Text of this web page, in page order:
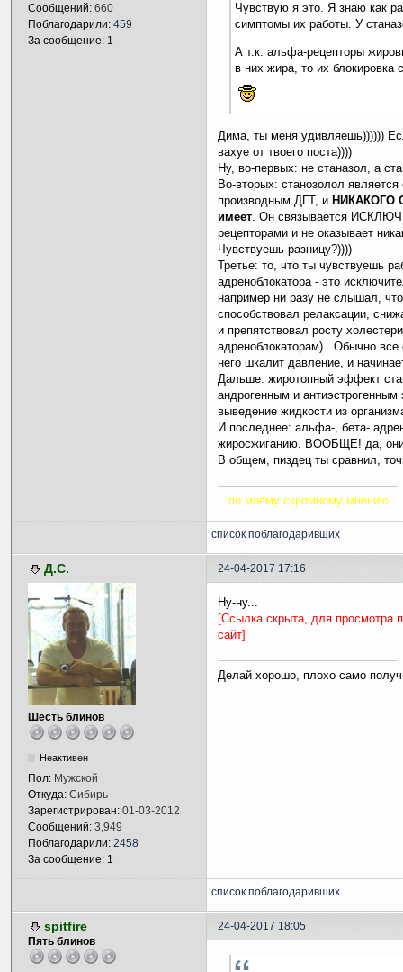
Сообщений: 660
Поблагодарили: 459
За сообщение: 1
Чувствую я это. Я знаю как
симптомы их работы. У
А т.к. альфа-рецепторы
в них жира, то их блокировка
Дима, ты меня удивляешь))))))
вахуе от твоего поста))))
Ну, во-первых: не станазол, а
Во-вторых: станозолол
производным ДГТ, и НИКАКОГО
имеет. Он связывается
рецепторами и не оказывает
Чувствуешь разницу?))))
Третье: то, что ты чувствуешь
адреноблокатора - это
например ни разу не слышал,
способствовал релаксации,
и препятствовал росту
адреноблокаторам) . Обычно
него шкалит давление, и
Дальше: жиротопный эффект
андрогенным и
выведение жидкости из
И последнее: альфа-, бета-
жиросжиганию. ВООБЩЕ! да, они
В общем, пиздeц ты сравнил,
...по моему скромному мнению
список поблагодаривших
Д.С. 24-04-2017 17:16
Шесть блинов
Неактивен
Пол: Мужской
Откуда: Сибирь
Зарегистрирован: 01-03-2012
Сообщений: 3,949
Поблагодарили: 2458
За сообщение: 1
Ну-ну...
[Ссылка скрыта, для просмотра
сайт]
Делай хорошо, плохо само
список поблагодаривших
spitfire
24-04-2017 18:05
Пять блинов